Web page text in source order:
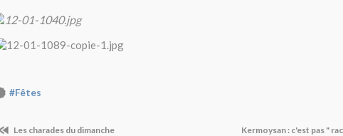
#Fêtes
Les charades du dimanche Kermoysan : c'est pas "